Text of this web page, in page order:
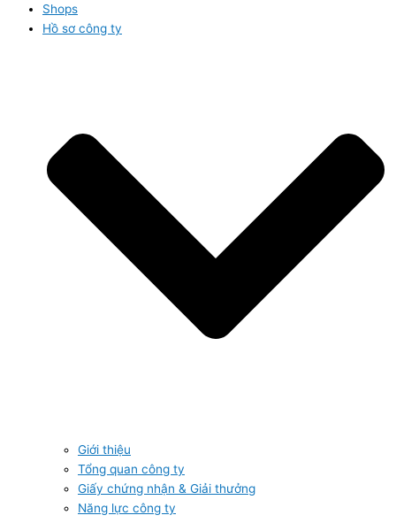
Shops
Hồ sơ công ty
Giới thiệu
Tổng quan công ty
Giấy chứng nhận & Giải thưởng
Năng lực công ty